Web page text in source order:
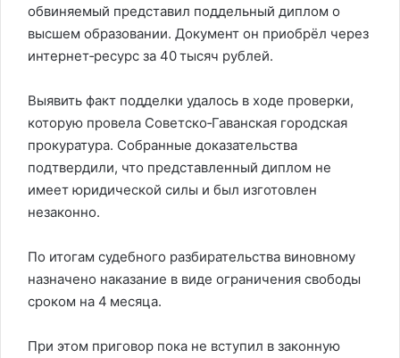
обвиняемый представил поддельный диплом о
высшем образовании. Документ он приобрёл через
интернет‑ресурс за 40 тысяч рублей.
Выявить факт подделки удалось в ходе проверки,
которую провела Советско‑Гаванская городская
прокуратура. Собранные доказательства
подтвердили, что представленный диплом не
имеет юридической силы и был изготовлен
незаконно.
По итогам судебного разбирательства виновному
назначено наказание в виде ограничения свободы
сроком на 4 месяца.
При этом приговор пока не вступил в законную